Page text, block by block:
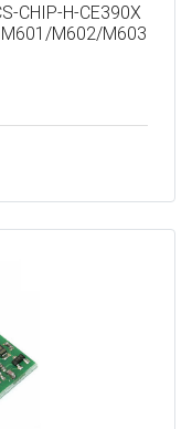
CHIP-H-CE390X
M601/M602/M603